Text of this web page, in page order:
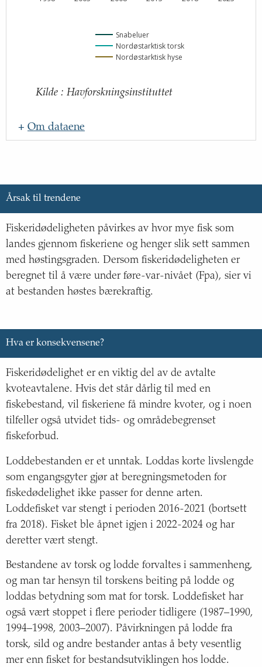
Snabeluer
Nordøstarktisk torsk
Nordøstarktisk hyse
Kilde : Havforskningsinstituttet
+ Om dataene
Kilde:
Lenke til kilde
Beskrivelse:
Årsak til trendene
Fiskeridødeligheten påvirkes av hvor mye fisk som
landes gjennom fiskeriene og henger slik sett sammen
med høstingsgraden. Dersom fiskeridødeligheten er
beregnet til å være under føre-var-nivået (Fpa), sier vi
at bestanden høstes bærekraftig.
Hva er konsekvensene?
Fiskeridødelighet er en viktig del av de avtalte
kvoteavtalene. Hvis det står dårlig til med en
fiskebestand, vil fiskeriene få mindre kvoter, og i noen
tilfeller også utvidet tids- og områdebegrenset
fiskeforbud.
Loddebestanden er et unntak. Loddas korte livslengde
som engangsgyter gjør at beregningsmetoden for
fiskedødelighet ikke passer for denne arten.
Loddefisket var stengt i perioden 2016-2021 (bortsett
fra 2018). Fisket ble åpnet igjen i 2022-2024 og har
deretter vært stengt.
Bestandene av torsk og lodde forvaltes i sammenheng,
og man tar hensyn til torskens beiting på lodde og
loddas betydning som mat for torsk. Loddefisket har
også vært stoppet i flere perioder tidligere (1987–1990,
1994–1998, 2003–2007). Påvirkningen på lodde fra
torsk, sild og andre bestander antas å bety vesentlig
mer enn fisket for bestandsutviklingen hos lodde.